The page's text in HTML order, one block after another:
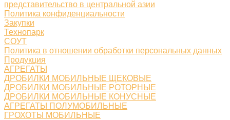
представительство в центральной азии
Политика конфиденциальности
Закупки
Технопарк
СОУТ
Политика в отношении обработки персональных данных
Продукция
АГРЕГАТЫ
ДРОБИЛКИ МОБИЛЬНЫЕ ЩЕКОВЫЕ
ДРОБИЛКИ МОБИЛЬНЫЕ РОТОРНЫЕ
ДРОБИЛКИ МОБИЛЬНЫЕ КОНУСНЫЕ
АГРЕГАТЫ ПОЛУМОБИЛЬНЫЕ
ГРОХОТЫ МОБИЛЬНЫЕ